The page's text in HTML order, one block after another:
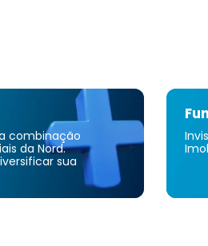
combinação
da Nord.
sua